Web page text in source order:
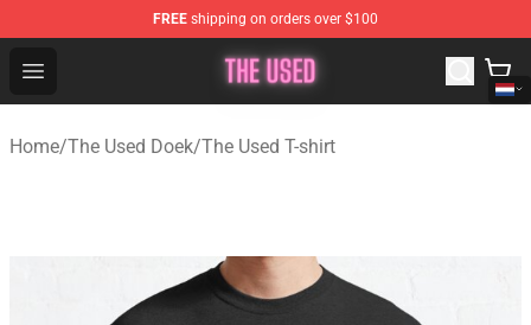
FREE shipping on orders over $100
Open menu
The Used Store - Official The Used Merchandise Shop
Home/The Used Doek/The Used T-shirt